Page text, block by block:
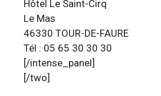
Hôtel Le Saint-Cirq
Le Mas
46330 TOUR-DE-FAURE
Tél : 05 65 30 30 30
[/intense_panel]
[/two]